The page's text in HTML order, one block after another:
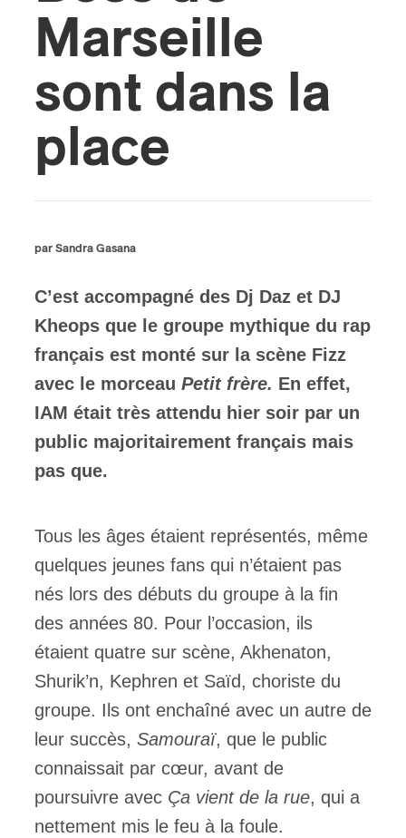
Marseille
sont dans la
place
par Sandra Gasana
C’est accompagné des Dj Daz et DJ
Kheops que le groupe mythique du rap
français est monté sur la scène Fizz
avec le morceau Petit frère. En effet,
IAM était très attendu hier soir par un
public majoritairement français mais
pas que.
Tous les âges étaient représentés, même
quelques jeunes fans qui n’étaient pas
nés lors des débuts du groupe à la fin
des années 80. Pour l’occasion, ils
étaient quatre sur scène, Akhenaton,
Shurik’n, Kephren et Saïd, choriste du
groupe. Ils ont enchaîné avec un autre de
leur succès, Samouraï, que le public
connaissait par cœur, avant de
poursuivre avec Ça vient de la rue, qui a
nettement mis le feu à la foule.